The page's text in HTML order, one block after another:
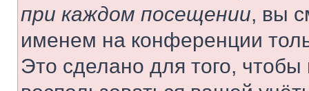
при каждом посещении, вы
именем на конференции
Это сделано для того, чтобы